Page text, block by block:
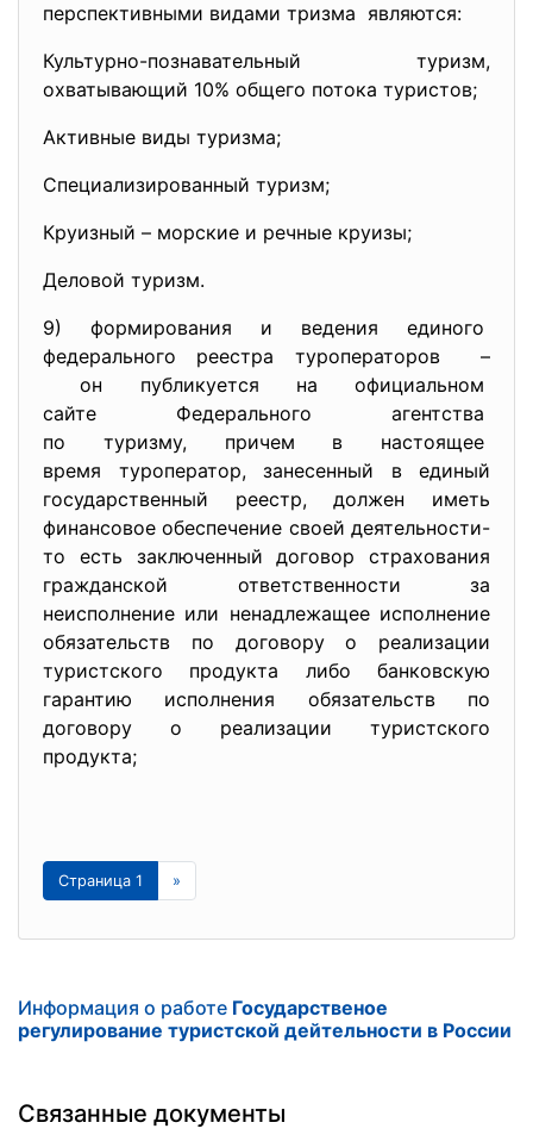
перспективными видами тризма являются:
Культурно-познавательный туризм,
охватывающий 10% общего потока туристов;
Активные виды туризма;
Специализированный туризм;
Круизный – морские и речные круизы;
Деловой туризм.
9) формирования и ведения единого
федерального реестра туроператоров –
он публикуется на официальном
сайте Федерального агентства
по туризму, причем в настоящее
время туроператор, занесенный в единый
государственный реестр, должен иметь
финансовое обеспечение своей деятельности-
то есть заключенный договор страхования
гражданской ответственности за
неисполнение или ненадлежащее исполнение
обязательств по договору о реализации
туристского продукта либо банковскую
гарантию исполнения обязательств по
договору о реализации туристского
продукта;
Страница 1 »
Информация о работе Государственое
регулирование туристской дейтельности в России
Связанные документы